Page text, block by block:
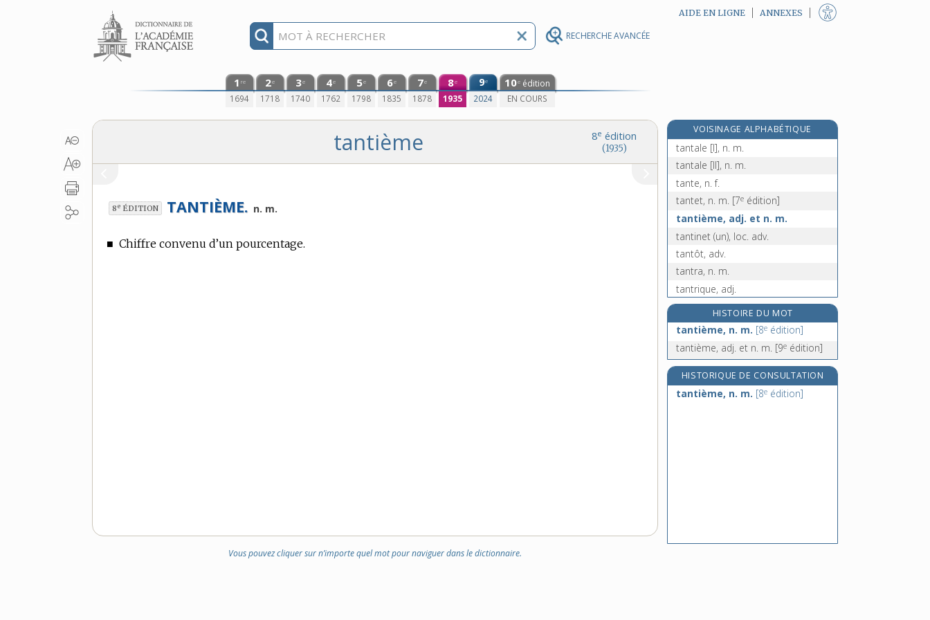
RECHERCHE AVANCÉE
Aller au contenu AIDE EN LIGNE ANNEXES
1 re
1694
2e
1718
3e
1740
4e
1762
5e
1798
6e
1835
7e
1878
8e
1935
9e
2024
10e édition
EN COURS
8e édition
(1935)
tantième
8e ÉDITION TANTIÈME. n. m.
■ Chiffre convenu d’un pourcentage.
Vous pouvez cliquer sur n’importe quel mot pour naviguer dans le dictionnaire.
VOISINAGE ALPHABÉTIQUE
tant, adv.
tantale [I], n. m.
tantale [II], n. m.
tante, n. f.
tantet, n. m. [7e édition]
tantième, adj. et n. m.
tantinet (un), loc. adv.
tantôt, adv.
tantra, n. m.
tantrique, adj.
tantrisme, n. m.
tao, n. m.
taoïsme, n. m.
taoïste, adj.
taon, n. m.
HISTOIRE DU MOT
tantième, n. m. [8e édition]
tantième, adj. et n. m. [9e édition]
HISTORIQUE DE CONSULTATION
tantième, n. m. [8e édition]